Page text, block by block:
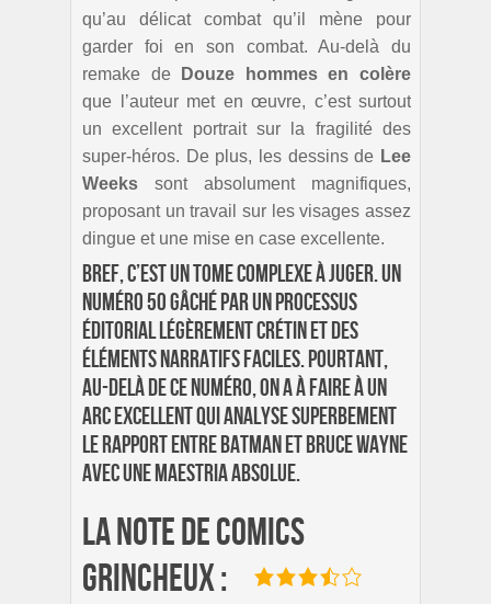
qu’au délicat combat qu’il mène pour
garder foi en son combat. Au-delà du
remake de
Douze hommes en colère
que l’auteur met en œuvre, c’est surtout
un excellent portrait sur la fragilité des
super-héros. De plus, les dessins de Lee
Weeks sont absolument magnifiques,
proposant un travail sur les visages assez
dingue et une mise en case excellente.
Bref, c’est un tome complexe à juger. Un
numéro 50 gâché par un processus
éditorial légèrement crétin et des
éléments narratifs faciles. Pourtant,
au-delà de ce numéro, on a à faire à un
arc excellent qui analyse superbement
le rapport entre Batman et Bruce Wayne
avec une maestria absolue.
La note de Comics
Grincheux :